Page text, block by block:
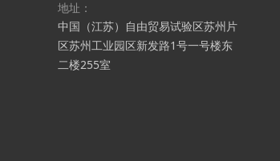
地址：
中国（江苏）自由贸易试验区苏州片
区苏州工业园区新发路1号一号楼东
二楼255室